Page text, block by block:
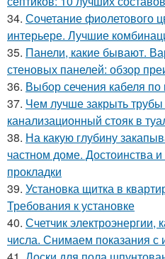
34. Сочетание фиолетового
интерьере. Лучшие
35. Панели, какие бывают.
стеновых панелей: обзор
36. Выбор сечения кабеля по
37. Чем лучше закрыть трубы
канализационный стояк в
38. На какую глубину
частном доме. Достоинства
прокладки
39. Установка щитка в
Требования к установке
40. Счетчик электроэнергии,
числа. Снимаем показания с